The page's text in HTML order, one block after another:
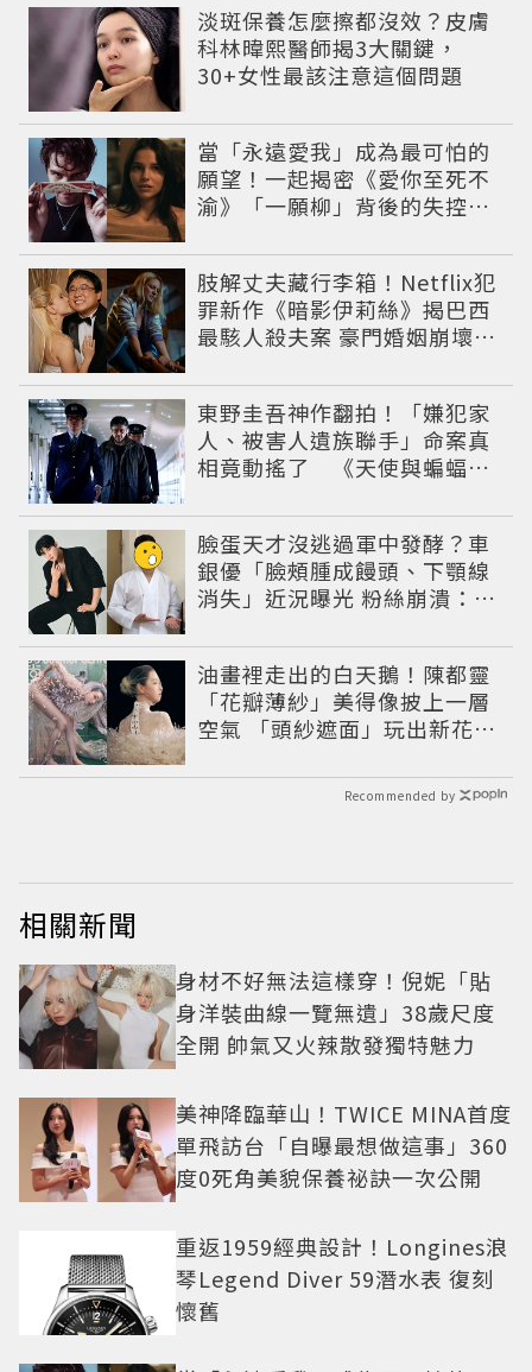
淡斑保養怎麼擦都沒效？皮膚
科林暐熙醫師揭3大關鍵，
30+女性最該注意這個問題
當「永遠愛我」成為最可怕的
願望！一起揭密《愛你至死不
渝》「一願柳」背後的失控愛
肢解丈夫藏行李箱！Netflix犯
罪新作《暗影伊莉絲》揭巴西
最駭人殺夫案 豪門婚姻崩壞釀
東野圭吾神作翻拍！「嫌犯家
人、被害人遺族聯手」命案真
相竟動搖了 《天使與蝙蝠》
臉蛋天才沒逃過軍中發酵？車
銀優「臉頰腫成饅頭、下顎線
消失」近況曝光 粉絲崩潰：空
油畫裡走出的白天鵝！陳都靈
「花瓣薄紗」美得像披上一層
空氣 「頭紗遮面」玩出新花樣
Recommended by
相關新聞
身材不好無法這樣穿！倪妮「貼
身洋裝曲線一覽無遺」38歲尺度
全開 帥氣又火辣散發獨特魅力
美神降臨華山！TWICE MINA首度
單飛訪台「自曝最想做這事」360
度0死角美貌保養祕訣一次公開
重返1959經典設計！Longines浪
琴Legend Diver 59潛水表 復刻
懷舊